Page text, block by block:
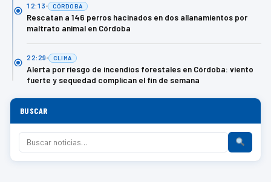
12:13 CÓRDOBA
Rescatan a 146 perros hacinados en dos allanamientos por
maltrato animal en Córdoba
22:29 CLIMA
Alerta por riesgo de incendios forestales en Córdoba: viento
fuerte y sequedad complican el fin de semana
BUSCAR